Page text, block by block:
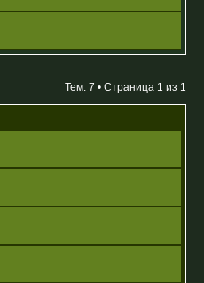
Тем: 7 • Страница 1 из 1